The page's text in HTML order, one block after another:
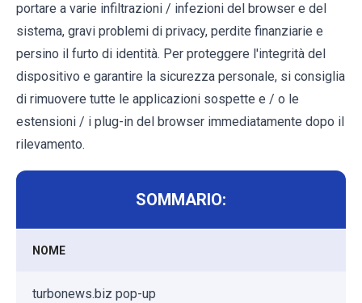
portare a varie infiltrazioni / infezioni del browser e del
sistema, gravi problemi di privacy, perdite finanziarie e
persino il furto di identità. Per proteggere l'integrità del
dispositivo e garantire la sicurezza personale, si consiglia
di rimuovere tutte le applicazioni sospette e / o le
estensioni / i plug-in del browser immediatamente dopo il
rilevamento.
SOMMARIO:
NOME
turbonews.biz pop-up